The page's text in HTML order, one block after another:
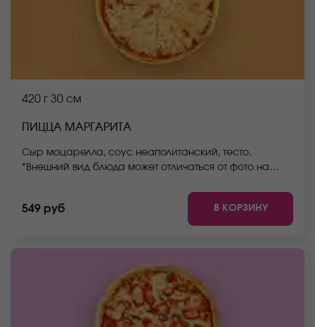
420 г 30 см
ПИЦЦА МАРГАРИТА
Сыр моцарелла, соус неаполитанский, тесто.
*Внешний вид блюда может отличаться от фото на
549 руб В КОРЗИНУ